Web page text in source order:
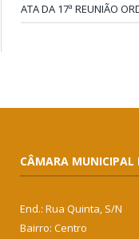
ATA DA 17ª REUNIÃO
CÂMARA MUNICIPAL
End.: Rua Quinta, S/N
Bairro: Centro